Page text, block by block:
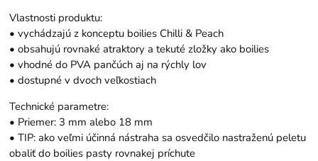
Vlastnosti produktu:
• vychádzajú z konceptu boilies Chilli & Peach
• obsahujú rovnaké atraktory a tekuté zložky ako boilies
• vhodné do PVA pančúch aj na rýchly lov
• dostupné v dvoch veľkostiach
Technické parametre:
• Priemer: 3 mm alebo 18 mm
• TIP: ako veľmi účinná nástraha sa osvedčilo nastraženú peletu
obaliť do boilies pasty rovnakej príchute